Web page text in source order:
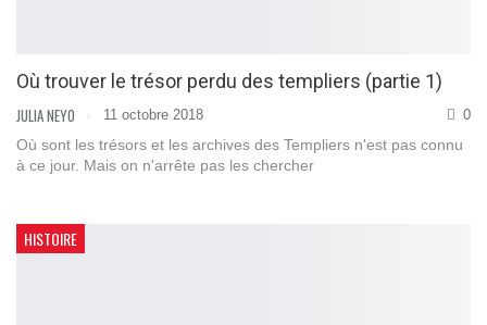
Où trouver le trésor perdu des templiers (partie 1)
JULIA NEYO 11 octobre 2018 0
Où sont les trésors et les archives des Templiers n'est pas connu
à ce jour. Mais on n'arrête pas les chercher
HISTOIRE